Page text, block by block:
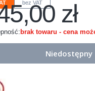
bez VAT zł
brak towaru - cena
Niedostępny